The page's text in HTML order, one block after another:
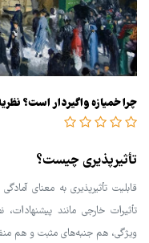
چرا خمیازه واگیردار است؟
تأثیرپذیری چیست؟
قابلیت تأثیرپذیری به معنای
تأثیرات خارجی مانند
ویژگی، هم جنبه‌های مثبت و هم